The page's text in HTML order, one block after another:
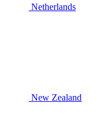
Netherlands
New Zealand